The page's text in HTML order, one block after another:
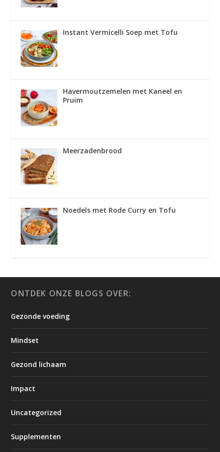
Instant Vermicelli Soep met Tofu
Havermoutzemelen met Kaneel en
Pruim
Meerzadenbrood
Noedels met Rode Curry en Tofu
ONTDEK ONZE BLOGS OVER:
Gezonde voeding
Mindset
Gezond lichaam
Impact
Uncategorized
Supplementen